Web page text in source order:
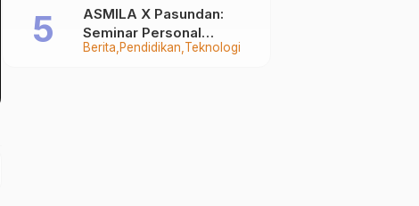
Berita Pendidikan Teknologi
ASMILA X Pasundan:
Seminar Personal
Branding dan Kreativitas